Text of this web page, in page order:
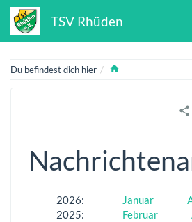
TSV Rhüden
Du befindest dich hier
2026: Januar
2025: Februar